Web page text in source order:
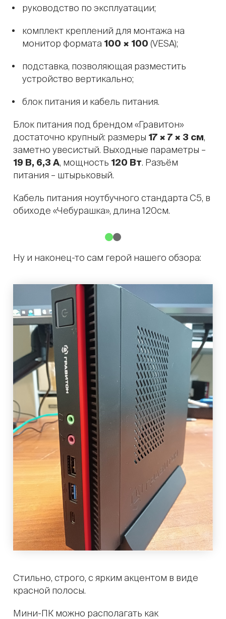
руководство по эксплуатации;
комплект креплений для монтажа на
монитор формата 100 × 100 (VESA);
подставка, позволяющая разместить
устройство вертикально;
блок питания и кабель питания.
Блок питания под брендом «Гравитон»
достаточно крупный: размеры 17 × 7 × 3 см,
заметно увесистый. Выходные параметры –
19 В, 6,3 А, мощность 120 Вт. Разъём
питания – штырьковый.
Кабель питания ноутбучного стандарта C5, в
обиходе «Чебурашка», длина 120см.
Ну и наконец-то сам герой нашего обзора:
Стильно, строго, с ярким акцентом в виде
красной полосы.
Мини-ПК можно располагать как